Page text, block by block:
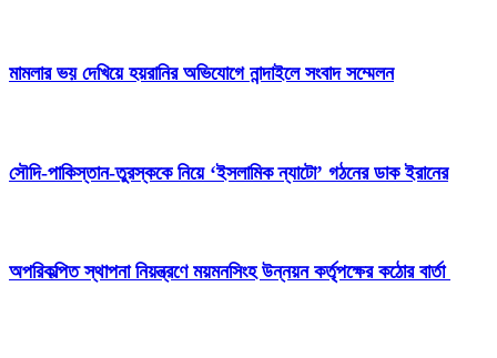
মামলার ভয় দেখিয়ে হয়রানির অভিযোগে নান্দাইলে সংবাদ সম্মেলন
সৌদি-পাকিস্তান-তুরস্ককে নিয়ে ‘ইসলামিক ন্যাটো’ গঠনের ডাক ইরানের
অপরিকল্পিত স্থাপনা নিয়ন্ত্রণে ময়মনসিংহ উন্নয়ন কর্তৃপক্ষের কঠোর বার্তা